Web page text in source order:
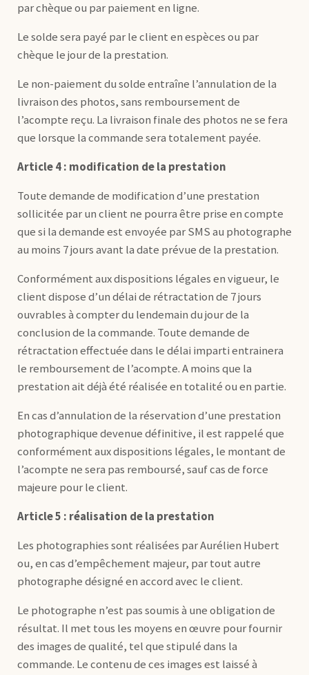
par chèque ou par paiement en ligne.
Le solde sera payé par le client en espèces ou par
chèque le jour de la prestation.
Le non-paiement du solde entraîne l’annulation de la
livraison des photos, sans remboursement de
l’acompte reçu. La livraison finale des photos ne se fera
que lorsque la commande sera totalement payée.
Article 4 : modification de la prestation
Toute demande de modification d’une prestation
sollicitée par un client ne pourra être prise en compte
que si la demande est envoyée par SMS au photographe
au moins 7 jours avant la date prévue de la prestation.
Conformément aux dispositions légales en vigueur, le
client dispose d’un délai de rétractation de 7 jours
ouvrables à compter du lendemain du jour de la
conclusion de la commande. Toute demande de
rétractation effectuée dans le délai imparti entrainera
le remboursement de l’acompte. A moins que la
prestation ait déjà été réalisée en totalité ou en partie.
En cas d’annulation de la réservation d’une prestation
photographique devenue définitive, il est rappelé que
conformément aux dispositions légales, le montant de
l’acompte ne sera pas remboursé, sauf cas de force
majeure pour le client.
Article 5 : réalisation de la prestation
Les photographies sont réalisées par Aurélien Hubert
ou, en cas d’empêchement majeur, par tout autre
photographe désigné en accord avec le client.
Le photographe n’est pas soumis à une obligation de
résultat. Il met tous les moyens en œuvre pour fournir
des images de qualité, tel que stipulé dans la
commande. Le contenu de ces images est laissé à